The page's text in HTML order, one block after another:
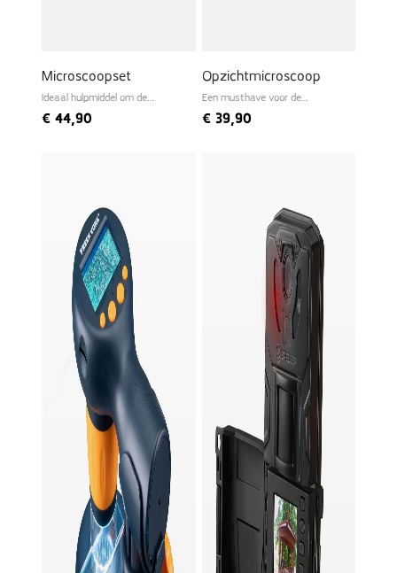
Microscoopset
Ideaal hulpmiddel om de
€ 44,90
Opzichtmicroscoop
Een musthave voor de
€39,90